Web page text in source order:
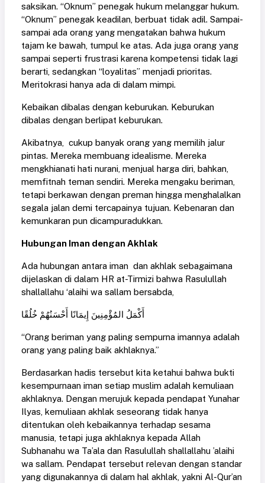
saksikan. “Oknum” penegak hukum melanggar hukum.
“Oknum” penegak keadilan, berbuat tidak adil. Sampai-
sampai ada orang yang mengatakan bahwa hukum
tajam ke bawah, tumpul ke atas. Ada juga orang yang
sampai seperti frustrasi karena kompetensi tidak lagi
berarti, sedangkan “loyalitas” menjadi prioritas.
Meritokrasi hanya ada di dalam mimpi.
Kebaikan dibalas dengan keburukan. Keburukan
dibalas dengan berlipat keburukan.
Akibatnya, cukup banyak orang yang memilih jalur
pintas. Mereka membuang idealisme. Mereka
mengkhianati hati nurani, menjual harga diri, bahkan,
memfitnah teman sendiri. Mereka mengaku beriman,
tetapi berkawan dengan preman hingga menghalalkan
segala jalan demi tercapainya tujuan. Kebenaran dan
kemunkaran pun dicampuradukkan.
Hubungan Iman dengan Akhlak
Ada hubungan antara iman dan akhlak sebagaimana
dijelaskan di dalam HR at-Tirmizi bahwa Rasulullah
shallallahu ‘alaihi wa sallam bersabda,
أَكْمَلُ المُؤْمِنِينَ إِيمَانًا أَحْسَنُهُمْ خُلُقًا
“Orang beriman yang paling sempurna imannya adalah
orang yang paling baik akhlaknya.”
Berdasarkan hadis tersebut kita ketahui bahwa bukti
kesempurnaan iman setiap muslim adalah kemuliaan
akhlaknya. Dengan merujuk kepada pendapat Yunahar
Ilyas, kemuliaan akhlak seseorang tidak hanya
ditentukan oleh kebaikannya terhadap sesama
manusia, tetapi juga akhlaknya kepada Allah
Subhanahu wa Ta’ala dan Rasulullah shallallahu ’alaihi
wa sallam. Pendapat tersebut relevan dengan standar
yang digunakannya di dalam hal akhlak, yakni Al-Qur’an